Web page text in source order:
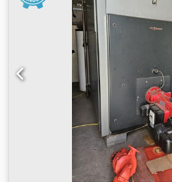
ausgebaut werden, die
demontierbar sind, der
Sattelauflieger möglich ist.